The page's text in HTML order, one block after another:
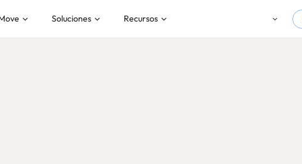
Soluciones Recursos